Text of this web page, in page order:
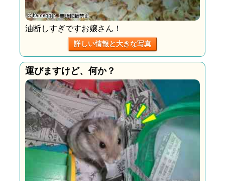
油断しすぎですお嬢さん！
詳しい情報と大きな写真
運びますけど、何か？